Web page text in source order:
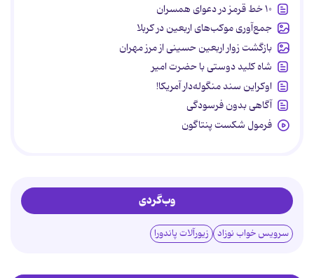
۱۰ خط قرمز در دعوای همسران
جمع‌آوری موکب‌های اربعین در کربلا
بازگشت زوار اربعین حسینی از مرز مهران
شاه کلید دوستی با حضرت امیر
اوکراین سند منگوله‌دار آمریکا!
آگاهی بدون فرسودگی
فرمول شکست پنتاگون
وب‌گردی
سرویس خواب نوزاد زیورآلات پاندورا